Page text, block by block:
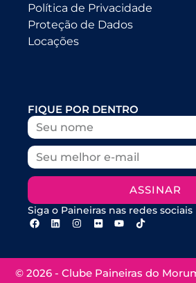
Política de Privacidade
Proteção de Dados
Locações
FIQUE POR DENTRO
ASSINAR
Siga o Paineiras nas redes sociais
© 2026 - Clube Paineiras do